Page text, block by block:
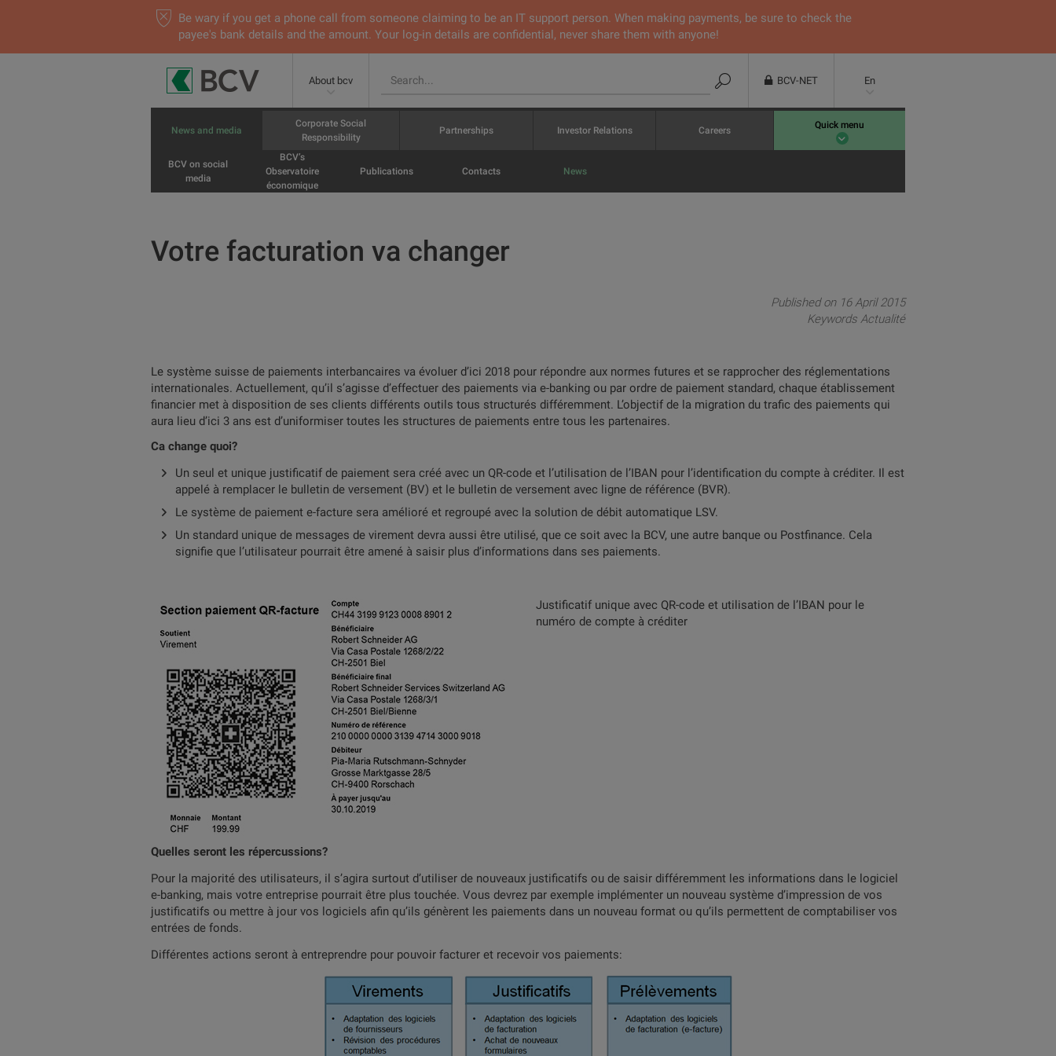
Be wary if you get a phone call from someone claiming to be an IT support person. When making payments, be sure to check the
payee's bank details and the amount. Your log-in details are confidential, never share them with anyone!
About bcv BCV-NET En
News and media
BCV on social
media
BCV’s
Observatoire
économique
Publications Contacts News
Corporate Social
Responsibility
Partnerships Investor Relations Careers Quick menu
Votre facturation va changer
Published on 16 April 2015
Keywords Actualité
Le système suisse de paiements interbancaires va évoluer d’ici 2018 pour répondre aux normes futures et se rapprocher des réglementations
internationales. Actuellement, qu’il s’agisse d’effectuer des paiements via e-banking ou par ordre de paiement standard, chaque établissement
financier met à disposition de ses clients différents outils tous structurés différemment. L’objectif de la migration du trafic des paiements qui
aura lieu d’ici 3 ans est d’uniformiser toutes les structures de paiements entre tous les partenaires.
Ca change quoi?
Un seul et unique justificatif de paiement sera créé avec un QR-code et l’utilisation de l’IBAN pour l’identification du compte à créditer. Il est
appelé à remplacer le bulletin de versement (BV) et le bulletin de versement avec ligne de référence (BVR).
Le système de paiement e-facture sera amélioré et regroupé avec la solution de débit automatique LSV.
Un standard unique de messages de virement devra aussi être utilisé, que ce soit avec la BCV, une autre banque ou Postfinance. Cela
signifie que l’utilisateur pourrait être amené à saisir plus d’informations dans ses paiements.
Justificatif unique avec QR-code et utilisation de l’IBAN pour le
numéro de compte à créditer
Quelles seront les répercussions?
Pour la majorité des utilisateurs, il s’agira surtout d’utiliser de nouveaux justificatifs ou de saisir différemment les informations dans le logiciel
e-banking, mais votre entreprise pourrait être plus touchée. Vous devrez par exemple implémenter un nouveau système d’impression de vos
justificatifs ou mettre à jour vos logiciels afin qu’ils génèrent les paiements dans un nouveau format ou qu’ils permettent de comptabiliser vos
entrées de fonds.
Différentes actions seront à entreprendre pour pouvoir facturer et recevoir vos paiements: